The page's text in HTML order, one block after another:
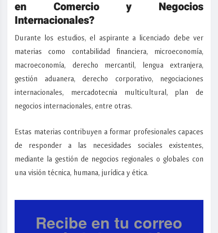
en Comercio y Negocios
Internacionales?
Durante los estudios, el aspirante a licenciado debe ver
materias como contabilidad financiera, microeconomía,
macroeconomía, derecho mercantil, lengua extranjera,
gestión aduanera, derecho corporativo, negociaciones
internacionales, mercadotecnia multicultural, plan de
negocios internacionales, entre otras.
Estas materias contribuyen a formar profesionales capaces
de responder a las necesidades sociales existentes,
mediante la gestión de negocios regionales o globales con
una visión técnica, humana, jurídica y ética.
Recibe en tu correo